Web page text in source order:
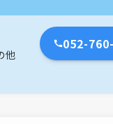
瀬戸市・名古屋市
他
052-